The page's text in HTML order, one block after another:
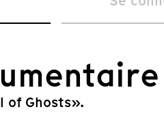
of Ghosts».